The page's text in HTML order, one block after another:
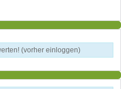
(vorher einloggen)